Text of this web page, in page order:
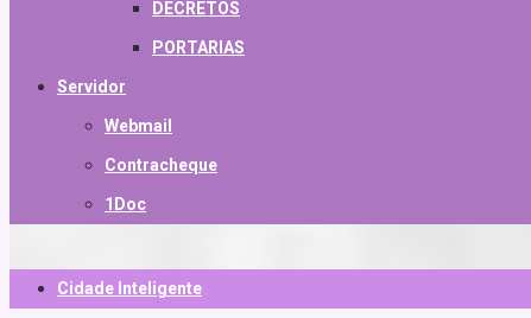
DECRETOS
PORTARIAS
Servidor
Webmail
Contracheque
1Doc
Cidade Inteligente